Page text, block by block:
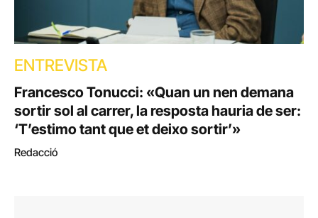
ENTREVISTA
Francesco Tonucci: «Quan un nen demana
sortir sol al carrer, la resposta hauria de ser:
‘T’estimo tant que et deixo sortir’»
Redacció